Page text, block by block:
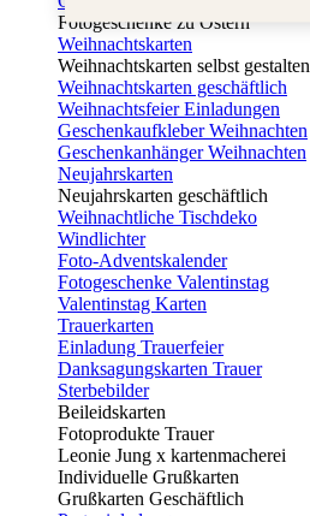
Fotogeschenke zu Ostern
Weihnachtskarten
Weihnachtskarten selbst gestalten
Weihnachtskarten geschäftlich
Weihnachtsfeier Einladungen
Geschenkaufkleber Weihnachten
Geschenkanhänger Weihnachten
Neujahrskarten
Neujahrskarten geschäftlich
Weihnachtliche Tischdeko
Windlichter
Foto-Adventskalender
Fotogeschenke Valentinstag
Valentinstag Karten
Trauerkarten
Einladung Trauerfeier
Danksagungskarten Trauer
Sterbebilder
Beileidskarten
Fotoprodukte Trauer
Leonie Jung x kartenmacherei
Individuelle Grußkarten
Grußkarten Geschäftlich